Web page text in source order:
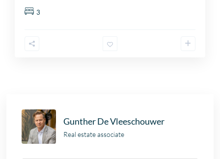
3
Gunther De Vleeschouwer
Real estate associate